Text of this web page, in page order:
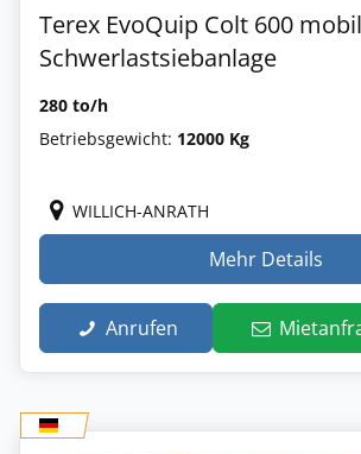
Terex EvoQuip Colt 600
Schwerlastsiebanlage
280 to/h
Betriebsgewicht: 12000 Kg
WILLICH-ANRATH
Mehr Details
Anrufen